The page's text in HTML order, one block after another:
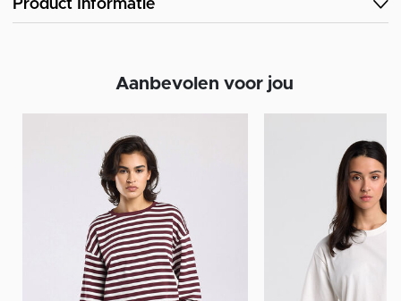
Product Informatie
Aanbevolen voor jou